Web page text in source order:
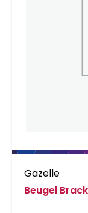
Gazelle
Beugel